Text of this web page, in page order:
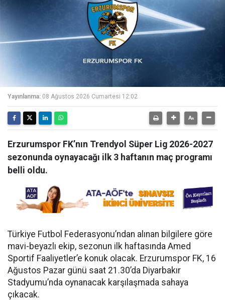
Yayınlanma: 08 Ağustos 2026 Cumartesi 12:02
Erzurumspor FK’nın Trendyol Süper Lig 2026-2027
sezonunda oynayacağı ilk 3 haftanın maç programı
belli oldu.
Türkiye Futbol Federasyonu’ndan alınan bilgilere göre
mavi-beyazlı ekip, sezonun ilk haftasında Amed
Sportif Faaliyetler’e konuk olacak. Erzurumspor FK, 16
Ağustos Pazar günü saat 21.30’da Diyarbakır
Stadyumu’nda oynanacak karşılaşmada sahaya
çıkacak.